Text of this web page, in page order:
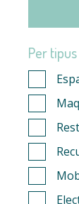
Per tipus